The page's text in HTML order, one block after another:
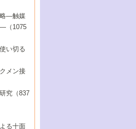
未来展望
セスの新
表面現象
状と未
：コン
ークスル
みません
に伝える
た金属
の利用-
望
記念・触
/創立40周
の特徴と
調製
を中心と
銅はどん
索から工
―探索か
略―触媒
（1075
い切る
メン接
究（837
る十面